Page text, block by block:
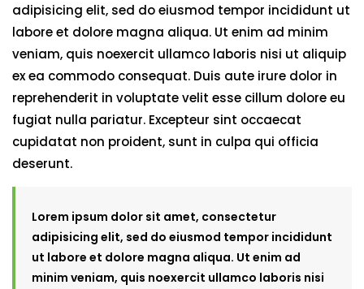
adipisicing elit, sed do eiusmod tempor incididunt ut
labore et dolore magna aliqua. Ut enim ad minim
veniam, quis noexercit ullamco laboris nisi ut aliquip
ex ea commodo consequat. Duis aute irure dolor in
reprehenderit in voluptate velit esse cillum dolore eu
fugiat nulla pariatur. Excepteur sint occaecat
cupidatat non proident, sunt in culpa qui officia
deserunt.
Lorem ipsum dolor sit amet, consectetur
adipisicing elit, sed do eiusmod tempor incididunt
ut labore et dolore magna aliqua. Ut enim ad
minim veniam, quis noexercit ullamco laboris nisi